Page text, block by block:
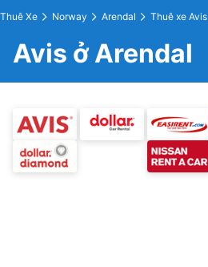
Thuê Xe Norway Arendal Thuê xe Avis
Avis ở Arendal